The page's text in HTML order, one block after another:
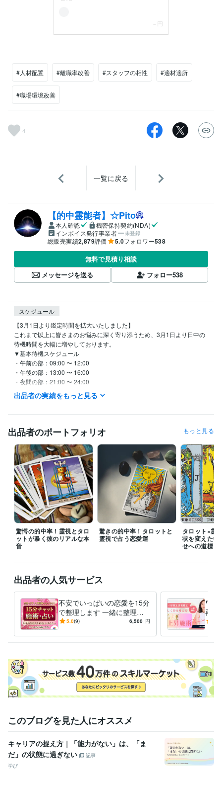
#人材配置 #離職率改善 #スタッフの相性 #適材適所
#職場環境改善
4
一覧に戻る
【的中霊能者】☆Pito
本人確認
機密保持契約(NDA)
インボイス発行事業者
未登録
総販売実績2,879評価 5.0フォロワー538
無料で見積り相談
メッセージを送る
フォロー538
スケジュール
【3月1日より鑑定時間を拡大いたしました】
これまで以上に皆さまのお悩みに深く寄り添うため、3月1日より日中の
待機時間を大幅に増やしております。
▼基本待機スケジュール
・午前の部：09:00 〜 12:00
・午後の部：13:00 〜 16:00
・夜間の部：21:00 〜 24:00
・DMは24時間365日受付
「今、この瞬間の彼の気持ちを知りたい」
ります。
※鑑定中や離席中の場合は「再開したら通知を受け取る」をご設定くださ
い。枠が空き次第、優先的にご案内させていただきます。
※2,500人以上の鑑定実績に基づき、どのような複雑なご事情でも偏見な
くお受けいたします。安心してお声がけくださいね。
※上記以外もスケジュールが空き次第、随時受付しております。
【霊視鑑定】
私の霊視・透視は、単なる感覚や直感ではありません。
過去・現在・未来の情景や感情を、まるで映像のように明確な「視覚情
報」として捉えます。
そのうえで、視えた情報を曖昧にせず、すべて正確な言葉としてお伝え
することを、プロとしての責任としています。
人事 / 新卒採用 経験年数 : 10年
人事 / 中途採用 経験年数 : 10年
人事 / 評価・報酬 経験年数 : 19年
人事 / 人材開発・人材育成・研修 経験年数 : 27年
職歴
神社霊視・透視鑑定士（1999年〜現在） 1998年12月 ~ 現在
メンタルトレーニング会社 2010年3月 ~ 現在
受賞歴
神社で毎日開催「 心を整える神社カウンセリング」満員御礼
人材育
成コンサルティング研修〜考えを言葉にする方法〜 スーパーバイザ
ーとしての経験からのカウンセリング・心理療法
メール恋愛カウン
セリング（完全予約制） メール仕事術カウンセリング「磨く、仕事
フリーペーパーに「星座占い」を毎週掲載
っとひといきコーナー」コラムを月刊執筆 霊視施術『地域版モンド
セレクション最高金賞』に選出
資格・検定
メンタル心理カウンセラー
出品者の実績をもっと見る
出品者のポートフォリオ もっと見る
驚愕の的中率！霊視とタロ
ットが暴く彼のリアルな本
音
驚きの的中率！タロットと
霊視で占う恋愛運
タロット×霊
状を変えたい
せへの道標
出品者の人気サービス
不安でいっぱいの恋愛を15分
で整理します 一緒に整理し
ていきますね☆不倫/復縁/透
5.0(9) 6,500 円
ワイ
再起
まっ
このブログを見た人にオススメ
キャリアの捉え方｜「能力がない」は、「ま
だ」の状態に過ぎない
記事
学び